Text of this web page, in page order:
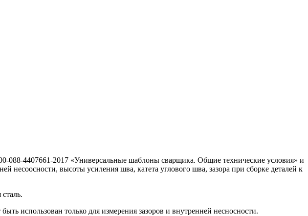
088-4407661-2017 «Универсальные шаблоны сварщика. Общие технические условия» и
несоосности, высоты усиления шва, катета углового шва, зазора при сборке деталей к
использован только для измерения зазоров и внутренней несносности.